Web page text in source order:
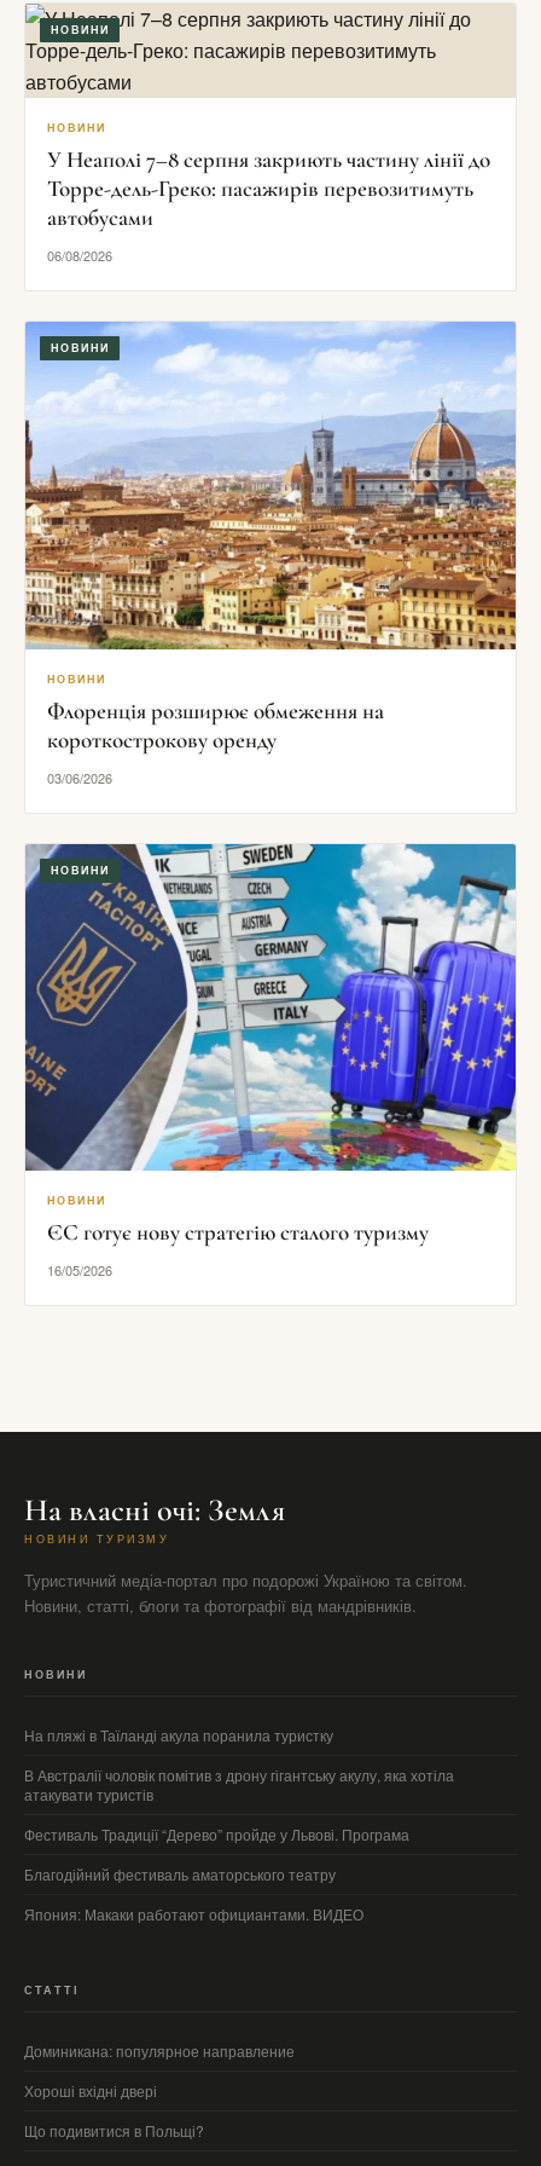
НОВИНИ
НОВИНИ
У Неаполі 7–8 серпня закриють частину лінії до
Торре-дель-Греко: пасажирів перевозитимуть
автобусами
06/08/2026
НОВИНИ
НОВИНИ
Флоренція розширює обмеження на
короткострокову оренду
03/06/2026
НОВИНИ
НОВИНИ
ЄС готує нову стратегію сталого туризму
16/05/2026
На власні очі: Земля
НОВИНИ ТУРИЗМУ
Туристичний медіа-портал про подорожі Україною та світом.
Новини, статті, блоги та фотографії від мандрівників.
НОВИНИ
На пляжі в Таїланді акула поранила туристку
В Австралії чоловік помітив з дрону гігантську акулу, яка хотіла
атакувати туристів
Фестиваль Традиції “Дерево” пройде у Львові. Програма
Благодійний фестиваль аматорського театру
Япония: Макаки работают официантами. ВИДЕО
СТАТТІ
Доминикана: популярное направление
Хороші вхідні двері
Що подивитися в Польщі?